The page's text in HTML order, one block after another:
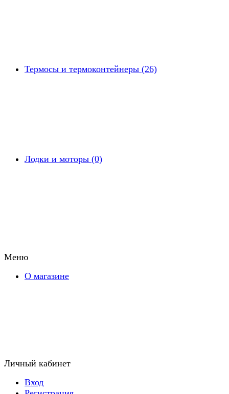
Термосы и термоконтейнеры (26)
Лодки и моторы (0)
Меню
О магазине
Личный кабинет
Вход